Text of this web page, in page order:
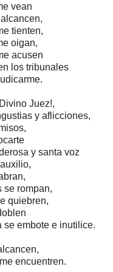
vean
alcancen,
tienten,
oigan,
acusen
los tribunales
Juez!,
y aflicciones,
y santa voz
se rompan,
quiebren,
se embote e inutilice.
encuentren.